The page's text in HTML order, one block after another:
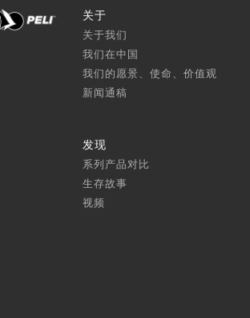
关于
关于我们
我们在中国
我们的愿景、使命、价值观
新闻通稿
发现
系列产品对比
生存故事
视频